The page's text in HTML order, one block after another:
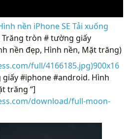
nền iPhone SE Tải xuống
Trăng tròn # tường giấy
nền đẹp, Hình nền, Mặt trăng)
full/4166185.jpg)900x16
#iphone #android. Hình
trăng “]
download/full-moon-